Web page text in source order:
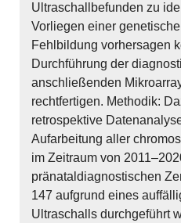
Ultraschallbefunden zu
Vorliegen einer
Fehlbildung vorhersagen
Durchführung der
anschließenden
rechtfertigen. Methodik:
retrospektive
Aufarbeitung aller
im Zeitraum von
pränataldiagnostischen
147 aufgrund eines
Ultraschalls durchgeführt